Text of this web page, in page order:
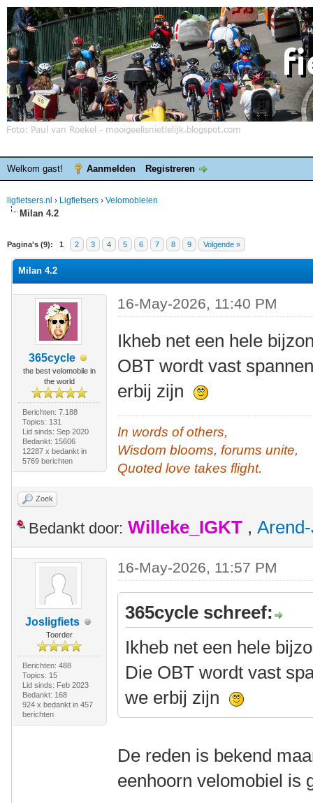
Welkom gast! Aanmelden Registreren
ligfietsers.nl › Ligfietsers › Velomobielen
Milan 4.2
Pagina's (9): 1 2 3 4 5 6 7 8 9 Volgende »
waardering is 0
Milan 4.2
365cycle
the best velomobile in
the world
Berichten: 7.188
Topics: 131
Lid sinds: Sep 2020
Bedankt: 15606
12287 x bedankt in
5769 berichten
16-May-2026, 11:40 PM
Ikheb net een hele
OBT wordt vast
erbij zijn
In words of others,
Wisdom blooms, forums unite,
Quoted love takes flight.
Zoek
Bedankt door: Willeke_IGKT ,
Josligfiets
Toerder
Berichten: 488
Topics: 15
Lid sinds: Feb 2023
Bedankt: 168
924 x bedankt in 457
berichten
16-May-2026, 11:57 PM
365cycle schreef:
Ikheb net een hele
Die OBT wordt vast
we erbij zijn
De reden is bekend
eenhoorn velomobiel is